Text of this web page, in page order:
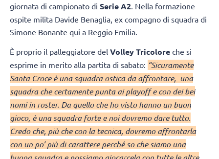
giornata di campionato di Serie A2 . Nella formazione
ospite milita Davide Benaglia, ex compagno di squadra di
Simone Bonante qui a Reggio Emilia.
È proprio il palleggiatore del Volley Tricolore che si
esprime in merito alla partita di sabato: “Sicuramente
Santa Croce è una squadra ostica da affrontare, una
squadra che certamente punta ai playoff e con dei bei
nomi in roster. Da quello che ho visto hanno un buon
gioco, è una squadra forte e noi dovremo dare tutto.
Credo che, più che con la tecnica, dovremo affrontarla
con un po’ più di carattere perché so che siamo una